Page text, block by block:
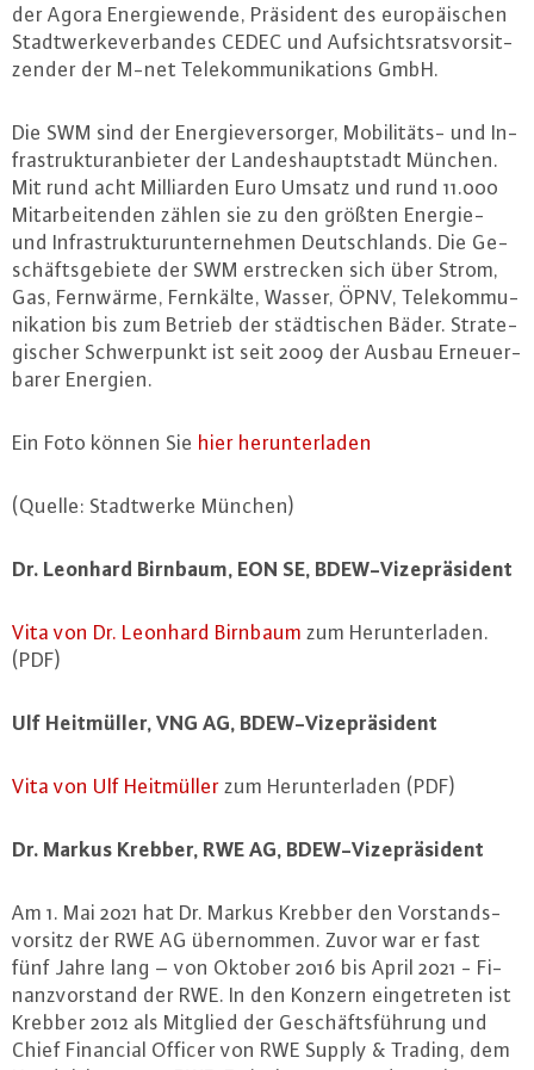
der Agora En­er­gie­wen­de, Präsident des eu­ro­päi­schen
Stadt­wer­ke­ver­ban­des CEDEC und Auf­sichts­rats­vor­sit­
zen­der der M-net Te­le­kom­mu­ni­ka­ti­ons GmbH.
Die SWM sind der En­er­gie­ver­sor­ger, Mo­bi­li­täts- und In­
fra­struk­tu­ran­bie­ter der Lan­des­haupt­stadt München.
Mit rund acht Mil­li­ar­den Euro Umsatz und rund 11.000
Mit­ar­bei­ten­den zählen sie zu den größten Energie-
und In­fra­struk­tur­un­ter­neh­men Deutsch­lands. Die Ge­
schäfts­ge­bie­te der SWM er­stre­cken sich über Strom,
Gas, Fernwärme, Fernkälte, Wasser, ÖPNV, Te­le­kom­mu­
ni­ka­ti­on bis zum Betrieb der städ­ti­schen Bäder. Stra­te­
gi­scher Schwer­punkt ist seit 2009 der Ausbau Er­neu­er­
ba­rer Energien.
Ein Foto können Sie hier her­un­ter­la­den
(Quelle: Stadt­wer­ke München)
Dr. Leonhard Birnbaum, EON SE, BDEW-Vi­ze­prä­si­dent
Vita von Dr. Leonhard Birnbaum zum Her­un­ter­la­den.
(PDF)
Ulf Heit­mül­ler, VNG AG, BDEW-Vi­ze­prä­si­dent
Vita von Ulf Heit­mül­ler zum Her­un­ter­la­den (PDF)
Dr. Markus Krebber, RWE AG, BDEW-Vi­ze­prä­si­dent
Am 1. Mai 2021 hat Dr. Markus Krebber den Vor­stands­
vor­sitz der RWE AG über­nom­men. Zuvor war er fast
fünf Jahre lang – von Oktober 2016 bis April 2021 - Fi­
nanz­vor­stand der RWE. In den Konzern ein­ge­tre­ten ist
Krebber 2012 als Mitglied der Ge­schäfts­füh­rung und
Chief Financial Officer von RWE Supply & Trading, dem